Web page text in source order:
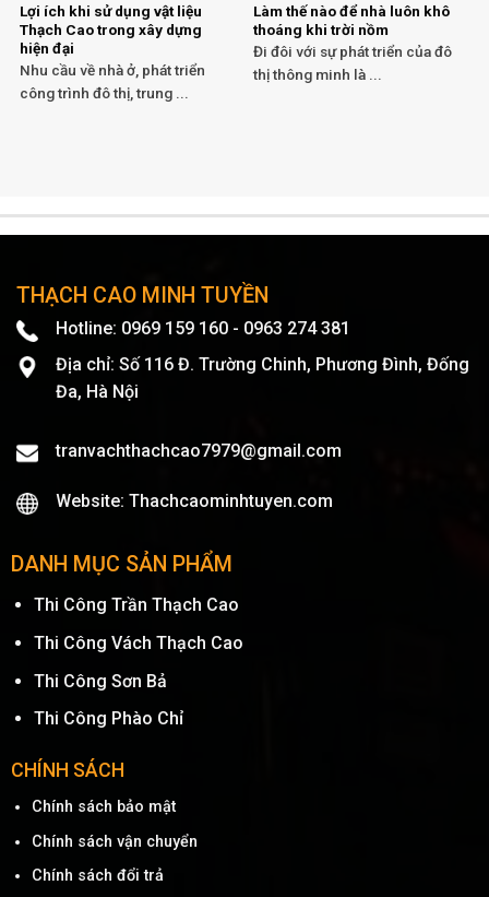
Lợi ích khi sử dụng vật liệu
Thạch Cao trong xây dựng
hiện đại
Nhu cầu về nhà ở, phát triển
công trình đô thị, trung ...
Làm thế nào để nhà luôn khô
thoáng khi trời nồm
Đi đôi với sự phát triển của đô
thị thông minh là ...
THẠCH CAO MINH TUYỀN
Hotline: 0969 159 160 - 0963 274 381
Địa chỉ: Số 116 Đ. Trường Chinh, Phương Đình, Đống
Đa, Hà Nội
tranvachthachcao7979@gmail.com
Website: Thachcaominhtuyen.com
DANH MỤC SẢN PHẨM
Thi Công Trần Thạch Cao
Thi Công Vách Thạch Cao
Thi Công Sơn Bả
Thi Công Phào Chỉ
CHÍNH SÁCH
Chính sách bảo mật
Chính sách vận chuyển
Chính sách đổi trả